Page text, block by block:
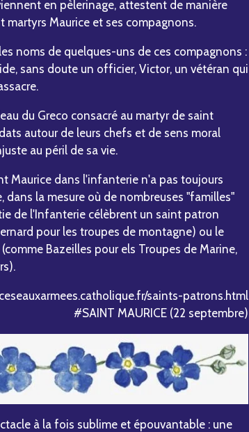
en pèlerinage, attestent de manière
martyrs Maurice et ses compagnons.
noms de quelques-uns de ces compagnons :
sans doute un officier, Victor, un vétéran qui
du Greco consacré au martyr de saint
autour de leurs chefs et de sens moral
au péril de sa vie.
Maurice dans l'infanterie n'a pas toujours
la mesure où de nombreuses "familles"
de l'Infanterie célèbrent un saint patron
pour les troupes de montagne) ou le
Bazeilles pour els Troupes de Marine,
saints-patrons.html
#SAINT MAURICE (22 septembre)
à la fois sublime et épouvantable : une